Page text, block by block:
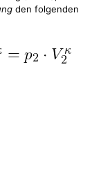
den folgenden